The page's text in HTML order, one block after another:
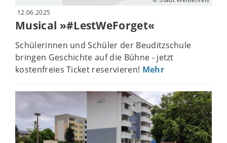
12.06.2025
Musical »#LestWeForget«
Schülerinnen und Schüler der Beuditzschule
bringen Geschichte auf die Bühne - jetzt
kostenfreies Ticket reservieren! Mehr